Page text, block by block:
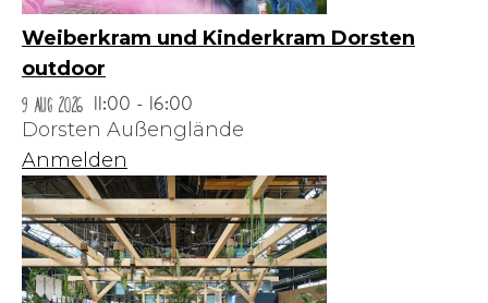
Weiberkram und Kinderkram Dorsten
outdoor
9 Aug 2026
11:00 - 16:00
Dorsten Außenglände
Anmelden